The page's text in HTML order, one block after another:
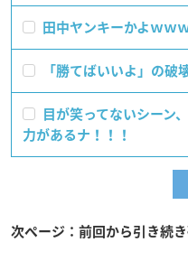
田中ヤンキーかよｗｗ
「勝てばいいよ」の破
目が笑ってないシーン
力があるナ！！！
次ページ：前回から引き続